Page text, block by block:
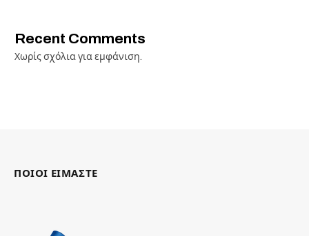
Recent Comments
Χωρίς σχόλια για εμφάνιση.
ΠΟΙΟΙ ΕΙΜΑΣΤΕ